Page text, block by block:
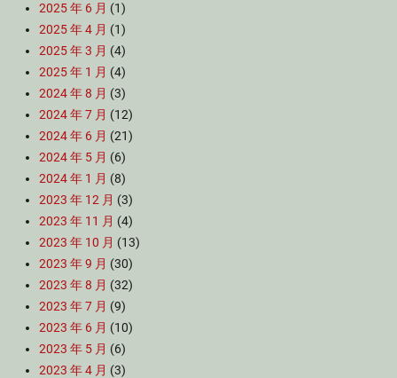
2025 年 6 月 (1)
2025 年 4 月 (1)
2025 年 3 月 (4)
2025 年 1 月 (4)
2024 年 8 月 (3)
2024 年 7 月 (12)
2024 年 6 月 (21)
2024 年 5 月 (6)
2024 年 1 月 (8)
2023 年 12 月 (3)
2023 年 11 月 (4)
2023 年 10 月 (13)
2023 年 9 月 (30)
2023 年 8 月 (32)
2023 年 7 月 (9)
2023 年 6 月 (10)
2023 年 5 月 (6)
2023 年 4 月 (3)